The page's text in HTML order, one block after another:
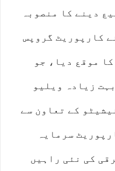
دینے کا منصوبہ
کارپوریٹ گروپس
موقع دیا، جو
زیادہ ویلیو
کے تعاون سے
سرمایہ
کی نئی راہیں